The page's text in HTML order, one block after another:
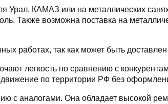
Урал, КАМАЗ или на металлических
возможна поставка на
работах, так как может быть
легкость по сравнению с
по территории РФ без
с аналогами. Она обладает высокой